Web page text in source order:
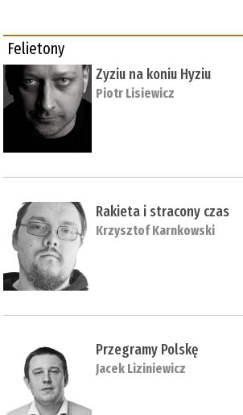
Felietony
Zyziu na koniu Hyziu
Piotr Lisiewicz
Rakieta i stracony czas
Krzysztof Karnkowski
Przegramy Polskę
Jacek Liziniewicz